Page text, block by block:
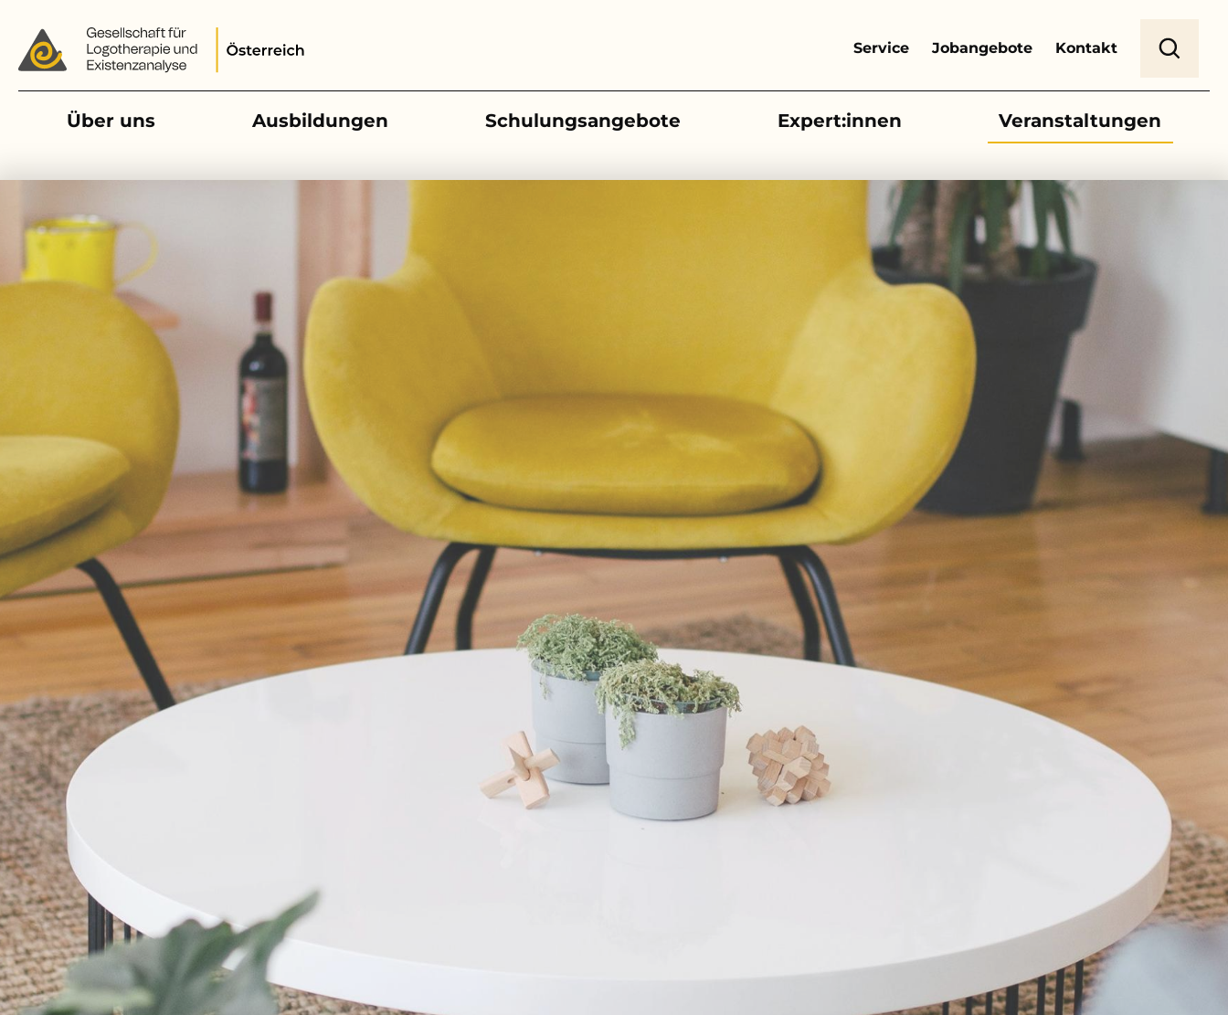
Service Jobangebote Kontakt
Über uns Ausbildungen Schulungsangebote Expert:innen Veranstaltungen